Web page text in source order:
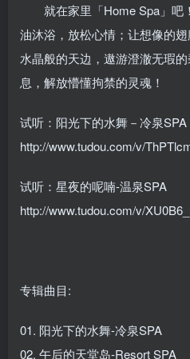
就在家里「Home Spa」吧
油沐浴，放松心情；让想像的
水晶般的天边，遨游澄澈无瑕
息，解放懵懂拘禁的灵魂！
试听：阳光下的水舞－冷泉SPA
http://www.tudou.com/v/
试听：星夜的呢喃-温泉SPA
http://www.tudou.com/v/
专辑曲目:
01. 阳光下的水舞-冷泉SPA
02. 午后的天堂岛-Resort SPA